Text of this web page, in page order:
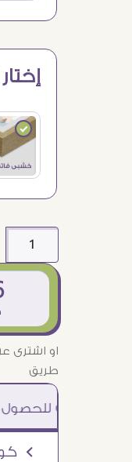
او اشترى
طريق
Ö كود المنتج : SA9348